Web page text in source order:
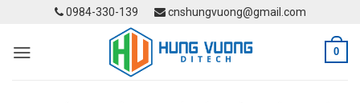
content
0984-330-139 cnshungvuong@gmail.com
0